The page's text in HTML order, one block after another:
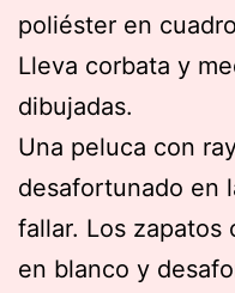
poliéster en
Lleva corbata y
dibujadas.
Una peluca con
desafortunado en
fallar. Los zapatos
en blanco y